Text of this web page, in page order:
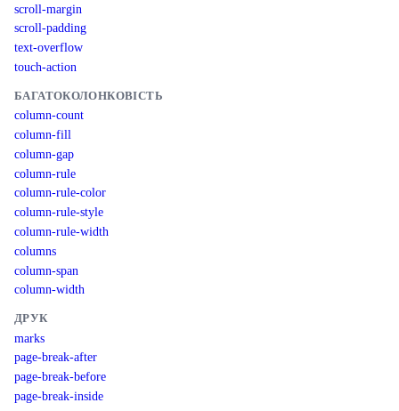
scroll-margin
scroll-padding
text-overflow
touch-action
БАГАТОКОЛОНКОВІСТЬ
column-count
column-fill
column-gap
column-rule
column-rule-color
column-rule-style
column-rule-width
columns
column-span
column-width
ДРУК
marks
page-break-after
page-break-before
page-break-inside